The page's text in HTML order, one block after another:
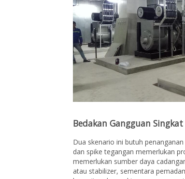
Bedakan Gangguan
Dua skenario ini butuh
dan spike tegangan memerlukan
memerlukan sumber daya
atau stabilizer, sementara